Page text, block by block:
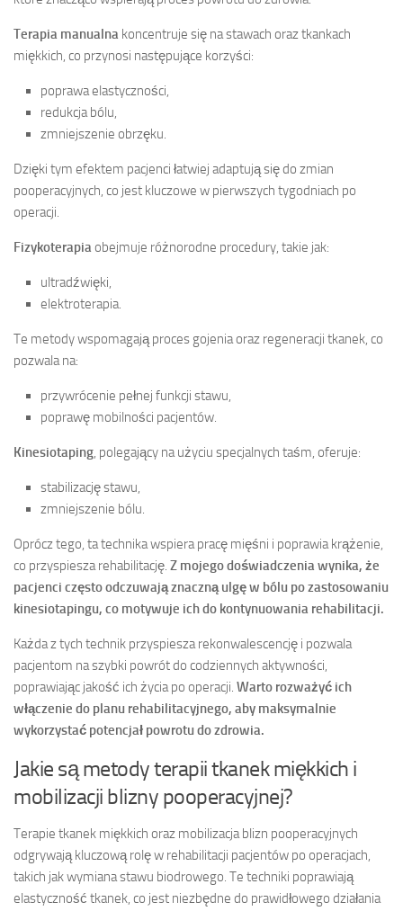
Terapia manualna koncentruje się na stawach oraz tkankach
miękkich, co przynosi następujące korzyści:
poprawa elastyczności,
redukcja bólu,
zmniejszenie obrzęku.
Dzięki tym efektem pacjenci łatwiej adaptują się do zmian
pooperacyjnych, co jest kluczowe w pierwszych tygodniach po
operacji.
Fizykoterapiaobejmuje różnorodne procedury, takie jak:
ultradźwięki,
elektroterapia.
Te metody wspomagają proces gojenia oraz regeneracji tkanek, co
pozwala na:
przywrócenie pełnej funkcji stawu,
poprawę mobilności pacjentów.
Kinesiotaping, polegający na użyciu specjalnych taśm, oferuje:
stabilizację stawu,
zmniejszenie bólu.
Oprócz tego, ta technika wspiera pracę mięśni i poprawia krążenie,
co przyspiesza rehabilitację. Z mojego doświadczenia wynika, że
pacjenci często odczuwają znaczną ulgę w bólu po zastosowaniu
kinesiotapingu, co motywuje ich do kontynuowania rehabilitacji.
Każda z tych technik przyspiesza rekonwalescencję i pozwala
pacjentom na szybki powrót do codziennych aktywności,
poprawiając jakość ich życia po operacji. Warto rozważyć ich
włączenie do planu rehabilitacyjnego, aby maksymalnie
wykorzystać potencjał powrotu do zdrowia.
Jakie są metody terapii tkanek miękkich i
mobilizacji blizny pooperacyjnej?
Terapie tkanek miękkich oraz mobilizacja blizn pooperacyjnych
odgrywają kluczową rolę w rehabilitacji pacjentów po operacjach,
takich jak wymiana stawu biodrowego. Te techniki poprawiają
elastyczność tkanek, co jest niezbędne do prawidłowego działania